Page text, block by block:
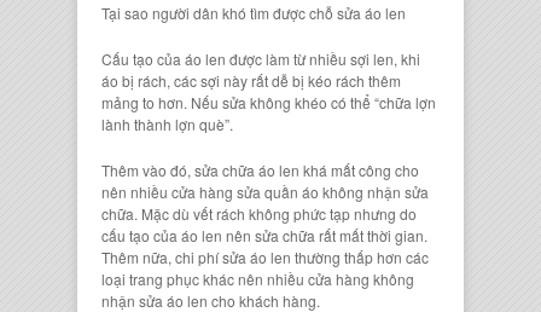
Tại sao người dân khó tìm được chỗ sửa áo len
Cấu tạo của áo len được làm từ nhiều sợi len, khi
áo bị rách, các sợi này rất dễ bị kéo rách thêm
mảng to hơn. Nếu sửa không khéo có thể “chữa lợn
lành thành lợn què”.
Thêm vào đó, sửa chữa áo len khá mất công cho
nên nhiều cửa hàng sửa quần áo không nhận sửa
chữa. Mặc dù vết rách không phức tạp nhưng do
cấu tạo của áo len nên sửa chữa rất mất thời gian.
Thêm nữa, chi phí sửa áo len thường thấp hơn các
loại trang phục khác nên nhiều cửa hàng không
nhận sửa áo len cho khách hàng.